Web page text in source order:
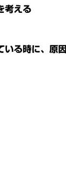
考える
いる時に、原